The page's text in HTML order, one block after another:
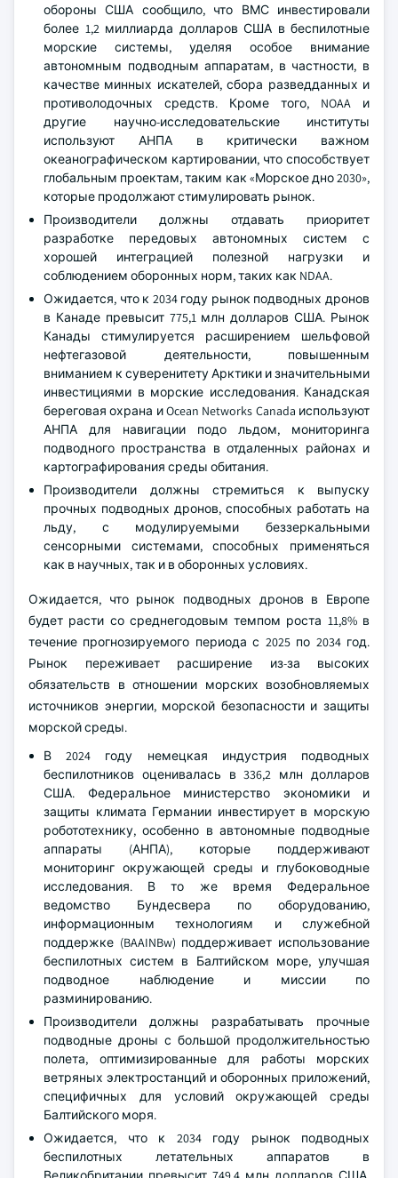
обороны США сообщило, что ВМС инвестировали
более 1,2 миллиарда долларов США в беспилотные
морские системы, уделяя особое внимание
автономным подводным аппаратам, в частности, в
качестве минных искателей, сбора разведданных и
противолодочных средств. Кроме того, NOAA и
другие научно-исследовательские институты
используют АНПА в критически важном
океанографическом картировании, что способствует
глобальным проектам, таким как «Морское дно 2030»,
которые продолжают стимулировать рынок.
Производители должны отдавать приоритет
разработке передовых автономных систем с
хорошей интеграцией полезной нагрузки и
соблюдением оборонных норм, таких как NDAA.
Ожидается, что к 2034 году рынок подводных дронов
в Канаде превысит 775,1 млн долларов США. Рынок
Канады стимулируется расширением шельфовой
нефтегазовой деятельности, повышенным
вниманием к суверенитету Арктики и значительными
инвестициями в морские исследования. Канадская
береговая охрана и Ocean Networks Canada используют
АНПА для навигации подо льдом, мониторинга
подводного пространства в отдаленных районах и
картографирования среды обитания.
Производители должны стремиться к выпуску
прочных подводных дронов, способных работать на
льду, с модулируемыми беззеркальными
сенсорными системами, способных применяться
как в научных, так и в оборонных условиях.
Ожидается, что рынок подводных дронов в Европе
будет расти со среднегодовым темпом роста 11,8% в
течение прогнозируемого периода с 2025 по 2034 год.
Рынок переживает расширение из-за высоких
обязательств в отношении морских возобновляемых
источников энергии, морской безопасности и защиты
морской среды.
В 2024 году немецкая индустрия подводных
беспилотников оценивалась в 336,2 млн долларов
США. Федеральное министерство экономики и
защиты климата Германии инвестирует в морскую
робототехнику, особенно в автономные подводные
аппараты (АНПА), которые поддерживают
мониторинг окружающей среды и глубоководные
исследования. В то же время Федеральное
ведомство Бундесвера по оборудованию,
информационным технологиям и служебной
поддержке (BAAINBw) поддерживает использование
беспилотных систем в Балтийском море, улучшая
подводное наблюдение и миссии по
разминированию.
Производители должны разрабатывать прочные
подводные дроны с большой продолжительностью
полета, оптимизированные для работы морских
ветряных электростанций и оборонных приложений,
специфичных для условий окружающей среды
Балтийского моря.
Ожидается, что к 2034 году рынок подводных
беспилотных летательных аппаратов в